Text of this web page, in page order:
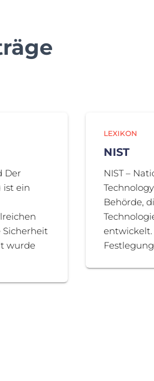
Der
ist ein
wurde
LEXIKON
NIST
NIST –
Behörde,
entwickelt.